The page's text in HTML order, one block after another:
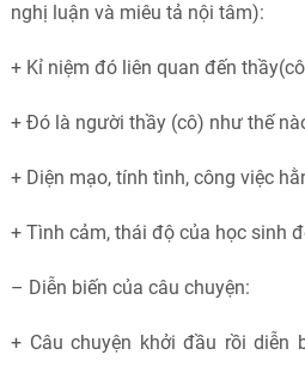
nghị luận và miêu tả nội tâm):
+ Kỉ niệm đó liên quan đến
+ Đó là người thầy (cô) như thế
+ Diện mạo, tính tình, công việc
+ Tình cảm, thái độ của học sinh
– Diễn biến của câu chuyện:
+ Câu chuyện khởi đầu rồi diễn